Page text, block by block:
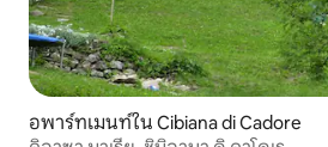
อพาร์ทเมนท์ใน Cibiana di Cadore